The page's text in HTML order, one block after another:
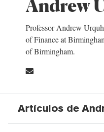
Andrew
Professor Andrew
of Finance at
of Birmingham.
Artículos de